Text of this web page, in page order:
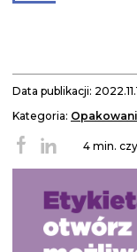
Data publikacji:
Kategoria:
4 min.